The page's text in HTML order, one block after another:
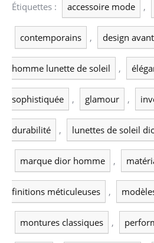
Étiquettes : accessoire mode ,
contemporains , design
homme lunette de soleil ,
sophistiquée , glamour ,
durabilité , lunettes de soleil
marque dior homme ,
finitions méticuleuses ,
montures classiques ,